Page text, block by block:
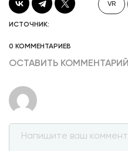
VR
ИСТОЧНИК:
0 КОММЕНТАРИЕВ
ОСТАВИТЬ КОММЕНТАРИЙ